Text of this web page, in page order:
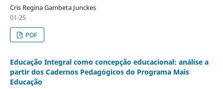
Cris Regina Gambeta Junckes
01-25
PDF
Educação Integral como concepção educacional: análise a
partir dos Cadernos Pedagógicos do Programa Mais
Educação